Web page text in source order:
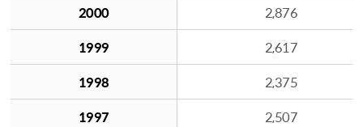
2000
2,876
1999
2,617
1998
2,375
1997
2,507